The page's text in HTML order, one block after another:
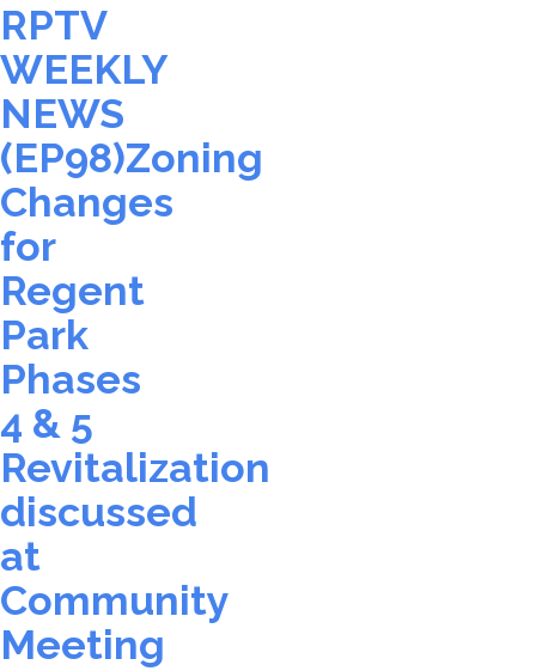
RPTV
WEEKLY
NEWS
(EP98)Zoning
Changes
for
Regent
Park
Phases
4 & 5
Revitalization
discussed
at
Community
Meeting